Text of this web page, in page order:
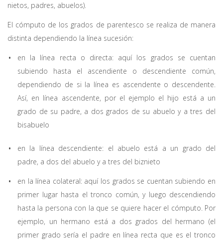
nietos, padres, abuelos).
El cómputo de los grados de parentesco se realiza de manera
distinta dependiendo la línea sucesión:
en la línea recta o directa: aquí los grados se cuentan
subiendo hasta el ascendiente o descendiente común,
dependiendo de si la línea es ascendente o descendente.
Así, en línea ascendente, por el ejemplo el hijo está a un
grado de su padre, a dos grados de su abuelo y a tres del
bisabuelo
en la línea descendiente: el abuelo está a un grado del
padre, a dos del abuelo y a tres del biznieto
en la línea colateral: aquí los grados se cuentan subiendo en
primer lugar hasta el tronco común, y luego descendiendo
hasta la persona con la que se quiere hacer el cómputo. Por
ejemplo, un hermano está a dos grados del hermano (el
primer grado sería el padre en línea recta que es el tronco